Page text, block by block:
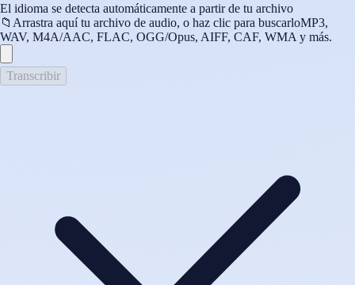
El idioma se detecta automáticamente a partir de tu archivo
📁 Arrastra aquí tu archivo de audio, o haz clic para buscarloMP3,
WAV, M4A/AAC, FLAC, OGG/Opus, AIFF, CAF, WMA y más.
Transcribir